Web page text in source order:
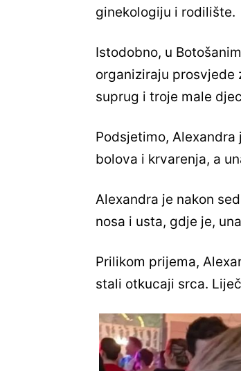
ginekologiju i rodilište.
Istodobno, u
organiziraju prosvjede
suprug i troje male
Podsjetimo, Alexandra
bolova i krvarenja, a
Alexandra je nakon
nosa i usta, gdje je,
Prilikom prijema,
stali otkucaji srca.